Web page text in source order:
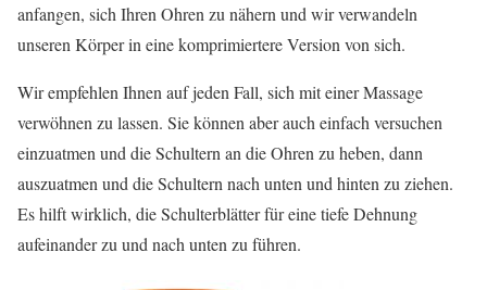
anfangen, sich Ihren Ohren zu nähern und wir verwandeln
unseren Körper in eine komprimiertere Version von sich.
Wir empfehlen Ihnen auf jeden Fall, sich mit einer Massage
verwöhnen zu lassen. Sie können aber auch einfach versuchen
einzuatmen und die Schultern an die Ohren zu heben, dann
auszuatmen und die Schultern nach unten und hinten zu ziehen.
Es hilft wirklich, die Schulterblätter für eine tiefe Dehnung
aufeinander zu und nach unten zu führen.